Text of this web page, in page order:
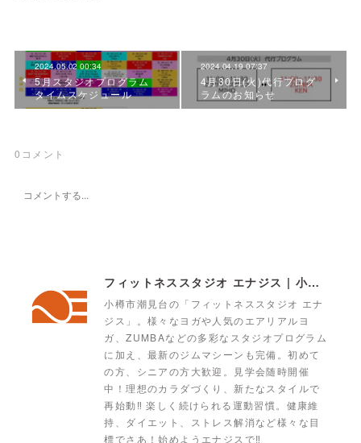
2024.05.02 00:34
5月スタジオプログラム
タイムスケジュール
2024.04.19 07:37
4月30日(火)代行プログ
ラムのお知らせ
0 コメント
フィットネススタジオ エナジス | 小樽・スポーツクラブ・ENERGYS
小樽市潮見台の「フィットネススタジオ エナ
ジス」。様々なヨガや人気のエアリアルヨ
ガ、ZUMBAなどの多彩なスタジオプログラム
に加え、最新のジムマシーンも完備。初めて
の方、シニアの方大歓迎。見学会随時開催
中！理想のカラダづくり、新たなスタイルで
再始動‼ 楽しく続けられる運動習慣。健康維
持、ダイエット、ストレス解消など様々な目
標でさあ！始めようエナジスで‼